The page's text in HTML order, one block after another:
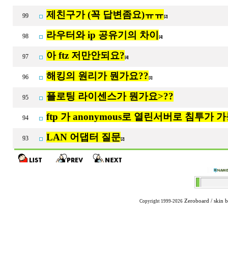
99 제친구가 (꼭 답변좀요)ㅠㅠ [2]
98 라우터와 ip 공유기의 차이 [4]
97 아 ftz 저만안되요? [4]
96 해킹의 원리가 뭔가요?? [1]
95 플로팅 라이센스가 뭔가요>??
94 ftp 가 anonymous로 열린서버로 침투가
93 LAN 어댑터 질문[2]
Copyright 1999-2026 Zeroboard / skin